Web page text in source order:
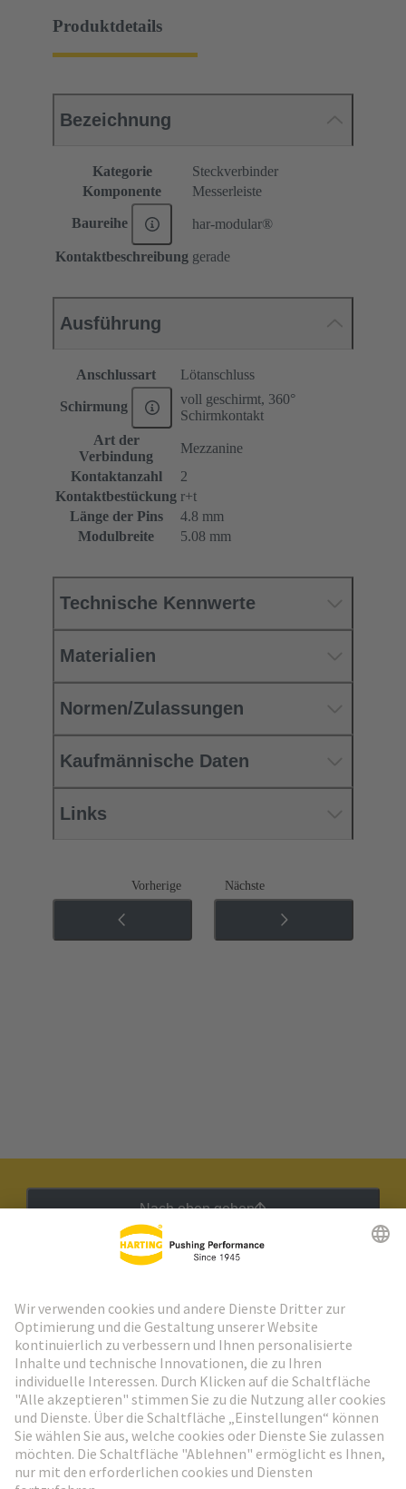
Produktdetails
Bezeichnung
Kategorie
Steckverbinder
Komponente
Messerleiste
Baureihe har-modular®
Kontaktbeschreibung gerade
Ausführung
Anschlussart Lötanschluss
Schirmung
voll geschirmt, 360°
Schirmkontakt
Art der
Verbindung
Mezzanine
Kontaktanzahl
2
Kontaktbestückung r+t
Länge der Pins
4.8 mm
Modulbreite
5.08 mm
Technische Kennwerte
Materialien
Normen/Zulassungen
Kaufmännische Daten
Links
Vorherige Nächste
Nach oben gehen
Weiter zur Anmeldung
Social Media